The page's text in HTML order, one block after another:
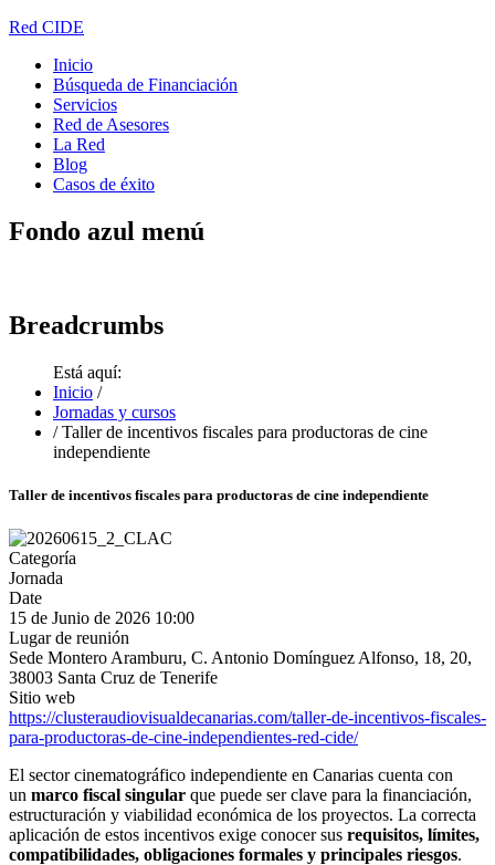
Red CIDE
Inicio
Búsqueda de Financiación
Servicios
Red de Asesores
La Red
Blog
Casos de éxito
Fondo azul menú
Breadcrumbs
Está aquí:
Inicio /
Jornadas y cursos
/ Taller de incentivos fiscales para productoras de cine
independiente
Taller de incentivos fiscales para productoras de cine independiente
Categoría
Jornada
Date
15 de Junio de 2026 10:00
Lugar de reunión
Sede Montero Aramburu, C. Antonio Domínguez Alfonso, 18, 20,
38003 Santa Cruz de Tenerife
Sitio web
https://clusteraudiovisualdecanarias.com/taller-de-incentivos-fiscales-
para-productoras-de-cine-independientes-red-cide/
El sector cinematográfico independiente en Canarias cuenta con
un marco fiscal singular que puede ser clave para la financiación,
estructuración y viabilidad económica de los proyectos. La correcta
aplicación de estos incentivos exige conocer sus requisitos, límites,
compatibilidades, obligaciones formales y principales riesgos.